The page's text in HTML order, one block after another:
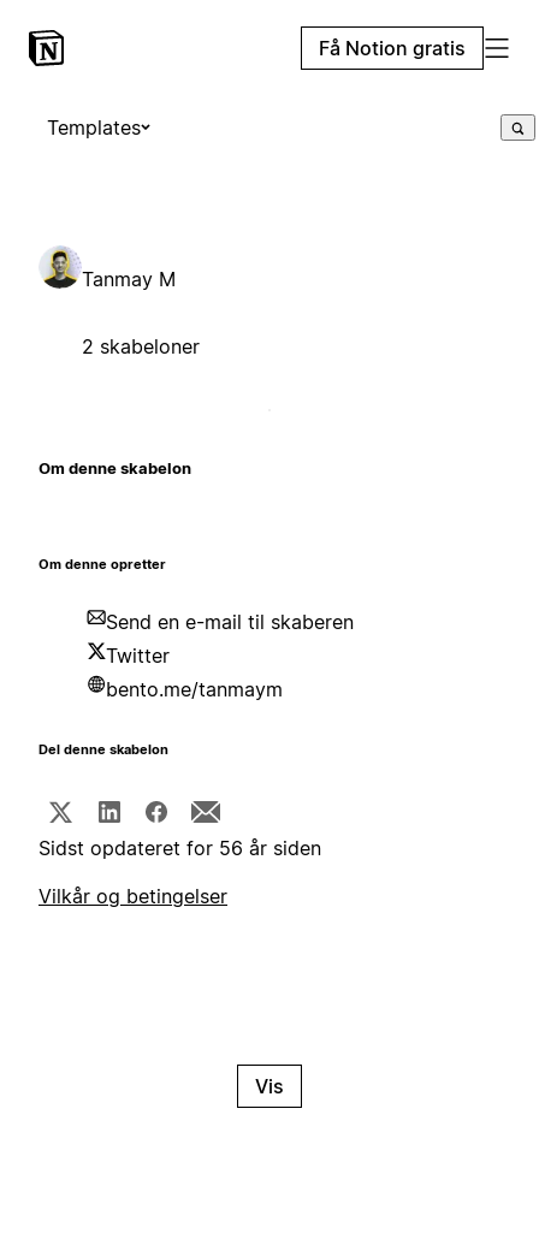
Få Notion gratis
Templates
Tanmay M
2 skabeloner
Om denne skabelon
Om denne opretter
Send en e-mail til skaberen
Twitter
bento.me/tanmaym
Del denne skabelon
Sidst opdateret for 56 år siden
Vilkår og betingelser
Vis